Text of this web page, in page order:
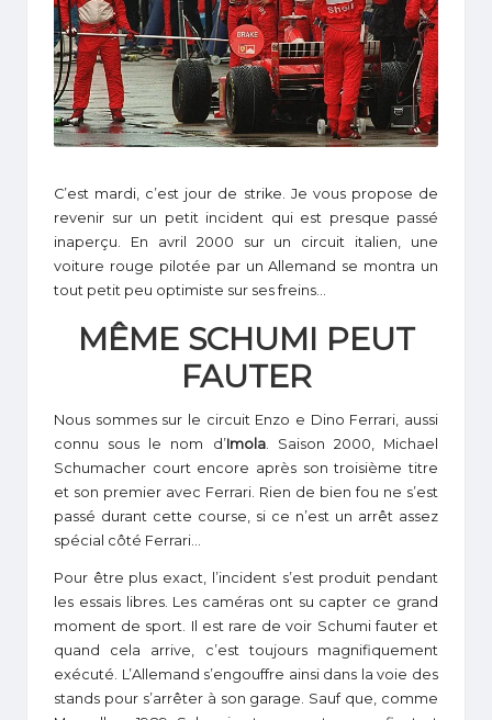
1
C’est mardi, c’est jour de strike. Je vous propose de
revenir sur un petit incident qui est presque passé
inaperçu. En avril 2000 sur un circuit italien, une
voiture rouge pilotée par un Allemand se montra un
tout petit peu optimiste sur ses freins…
MÊME SCHUMI PEUT
FAUTER
Nous sommes sur le circuit Enzo e Dino Ferrari, aussi
connu sous le nom d’Imola. Saison 2000, Michael
Schumacher court encore après son troisième titre
et son premier avec Ferrari. Rien de bien fou ne s’est
passé durant cette course, si ce n’est un arrêt assez
spécial côté Ferrari…
Pour être plus exact, l’incident s’est produit pendant
les essais libres. Les caméras ont su capter ce grand
moment de sport. Il est rare de voir Schumi fauter et
quand cela arrive, c’est toujours magnifiquement
exécuté. L’Allemand s’engouffre ainsi dans la voie des
stands pour s’arrêter à son garage. Sauf que, comme